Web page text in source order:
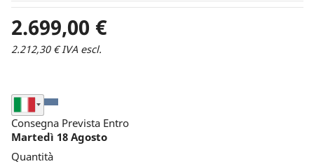
AZZERA FILTRI
navigate_beforeCATEGORIA
2.699,00 €
2.212,30 € IVA escl.
Seleziona Nazione di Spedizione
Consegna Prevista Entro
Martedì 18 Agosto
Quantità